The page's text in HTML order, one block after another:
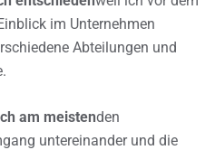
im Unternehmen
Abteilungen und
am meistenden
untereinander und die